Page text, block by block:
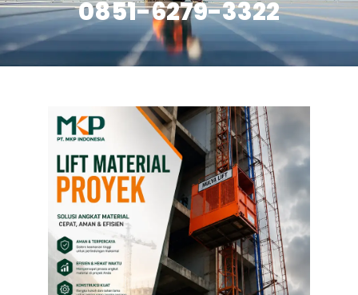
0851-6279-3322